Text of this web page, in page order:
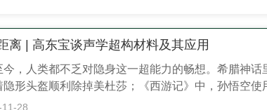
离 | 高东宝谈声学超构材料及其应用
，人类都不乏对隐身这一超能力的畅想。希腊神话
隐形头盔顺利除掉美杜莎；《西游记》中，孙悟空使
宫阙大闹蟠桃宴；而你是否也曾想要拥有一件哈利·波
28